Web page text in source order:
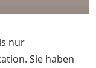
nur
Sie haben